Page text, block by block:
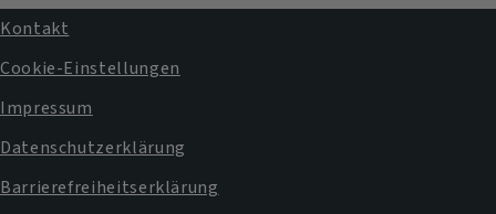
Fußbereichsmenü
Kontakt
Cookie-Einstellungen
Impressum
Datenschutzerklärung
Barrierefreiheitserklärung